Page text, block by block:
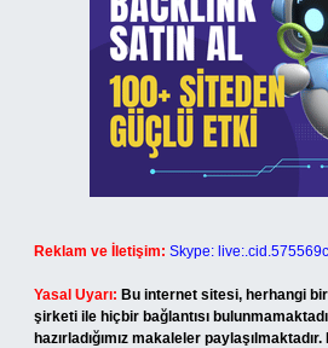
Reklam ve İletişim: Skype:
Yasal Uyarı: Bu internet sitesi, herhangi
şirketi ile hiçbir bağlantısı
hazırladığımız makaleler